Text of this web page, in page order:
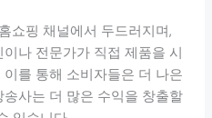
쇼핑 채널에서 두드러지며,
나 전문가가 직접 제품을 시
를 통해 소비자들은 더 나은
사는 더 많은 수익을 창출할